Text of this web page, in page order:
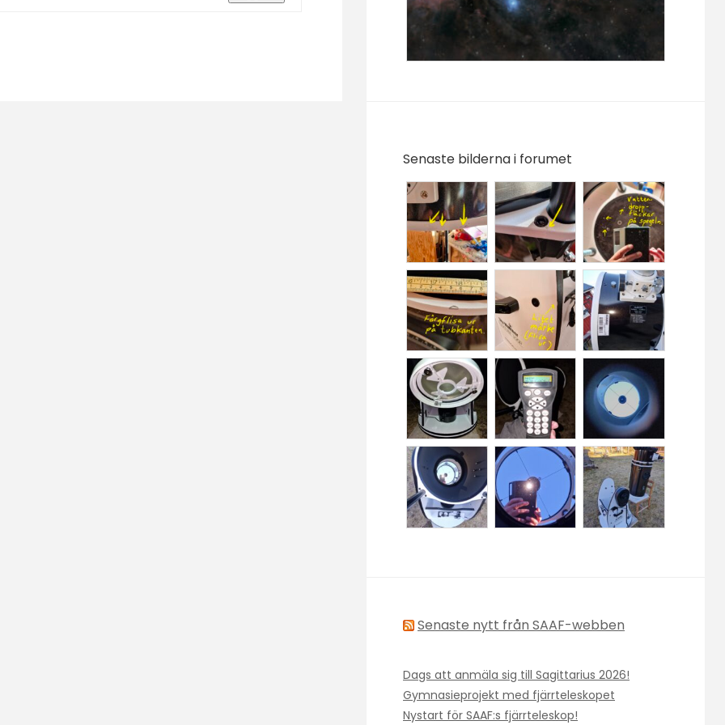
Senaste bilderna i forumet
Senaste nytt från SAAF-webben
Dags att anmäla sig till Sagittarius 2026!
Gymnasieprojekt med fjärrteleskopet
Nystart för SAAF:s fjärrteleskop!